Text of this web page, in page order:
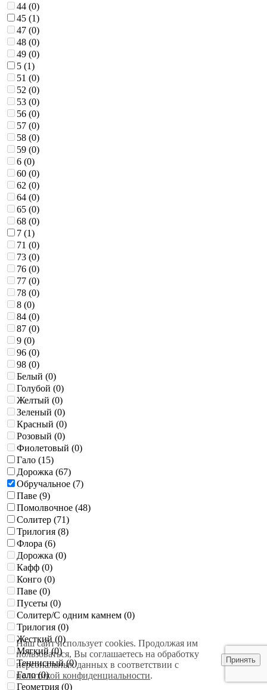
44 (0)
45 (1)
47 (0)
48 (0)
49 (0)
5 (1)
51 (0)
52 (0)
53 (0)
56 (0)
57 (0)
58 (0)
59 (0)
6 (0)
60 (0)
62 (0)
64 (0)
65 (0)
68 (0)
7 (1)
71 (0)
73 (0)
76 (0)
77 (0)
78 (0)
8 (0)
84 (0)
87 (0)
9 (0)
96 (0)
98 (0)
Белый (0)
Голубой (0)
Желтый (0)
Зеленый (0)
Красный (0)
Розовый (0)
Фиолетовый (0)
Гало (15)
Дорожка (67)
Обручальное (7)
Паве (9)
Помолвочное (48)
Солитер (71)
Трилогия (8)
Флора (6)
Дорожка (0)
Кафф (0)
Конго (0)
Паве (0)
Пусеты (0)
Солитер/С одним камнем (0)
Трилогия (0)
Жесткий (0)
Мягкий (0)
Теннисный (0)
Гало (0)
Геометрия (0)
Наш сайт использует cookies. Продолжая им
пользоваться, Вы соглашаетесь на обработку
персональных данных в соответствии с
политикой конфиденциальности.
Принять